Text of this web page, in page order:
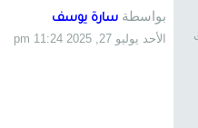
بواسطة سارة يوسف
الأحد يوليو 27, 2025 11:24 pm